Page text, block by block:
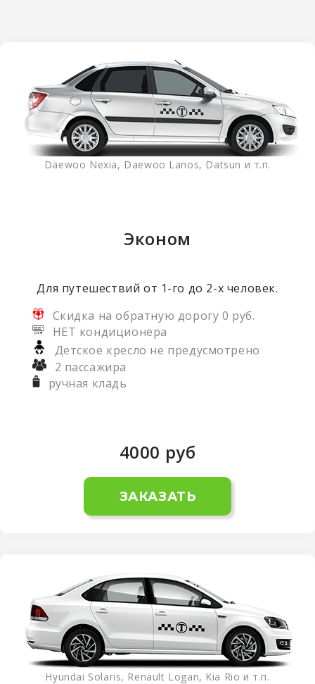
Daewoo Nexia, Daewoo Lanos, Datsun и т.п.
Эконом
Для путешествий от 1-го до 2-х человек.
Скидка на обратную дорогу 0 руб.
НЕТ кондиционера
Детское кресло не предусмотрено
2 пассажира
ручная кладь
4000 руб
ЗАКАЗАТЬ
Hyundai Solaris, Renault Logan, Kia Rio и т.п.